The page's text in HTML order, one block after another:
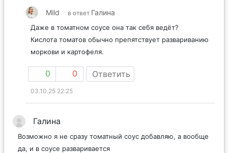
Mild в ответ Галина
Даже в томатном соусе она так себя ведёт?
Кислота томатов обычно препятствует развариванию
моркови и картофеля.
0 0 Ответить
03.10.25 22:25
Галина
Возможно я не сразу томатный соус добавляю, а вообще
да, и в соусе разваривается